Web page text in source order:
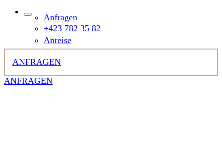
+423 782 35 82
ANFRAGEN
ANFRAGEN
Anfragen
Anreise